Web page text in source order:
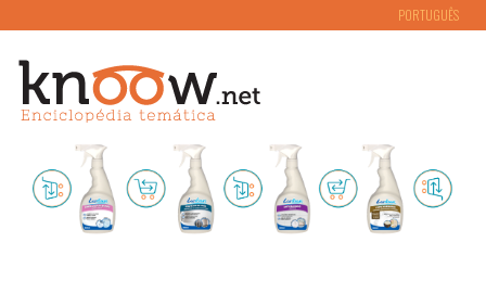
PORTUGUÊS